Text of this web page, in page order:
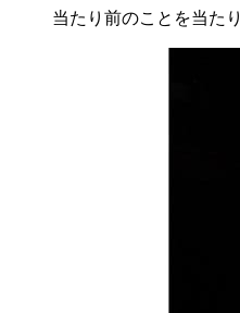
当たり前のことを当た